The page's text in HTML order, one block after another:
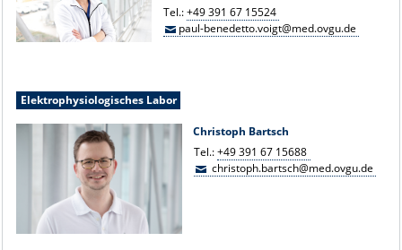
Tel.:+49 391 67 15524
paul-benedetto.voigt@med.ovgu.de
Elektrophysiologisches Labor
Christoph Bartsch
Tel.:+49 391 67 15688
christoph.bartsch@med.ovgu.de